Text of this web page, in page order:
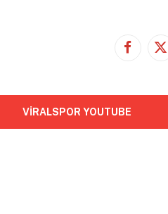
Facebook
X
VİRALSPOR YOUTUBE